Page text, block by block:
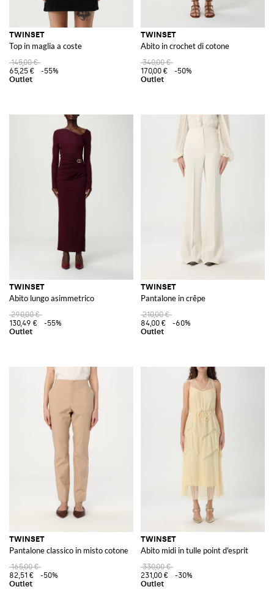
TWINSET
Top in maglia a coste
145,00 €
65,25 €
-55%
TWINSET
Abito in crochet di cotone
340,00 €
170,00 €
-50%
TWINSET
Abito lungo asimmetrico
290,00 €
130,49 €
-55%
TWINSET
Pantalone in crêpe
210,00 €
84,00 €
-60%
TWINSET
Pantalone classico in misto cotone
165,00 €
82,51 €
-50%
TWINSET
Abito midi in tulle point d'esprit
330,00 €
231,00 €
-30%